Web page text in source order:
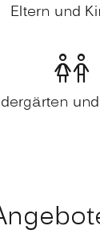
Eltern und